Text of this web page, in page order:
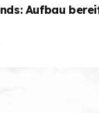
Aufbau